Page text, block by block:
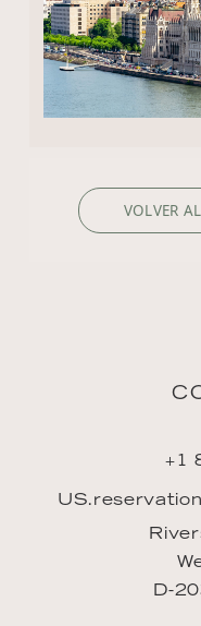
VOLVER
+1
D-